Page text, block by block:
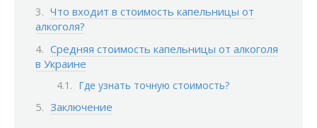
Что входит в стоимость капельницы от
алкоголя?
Средняя стоимость капельницы от алкоголя
в Украине
Где узнать точную стоимость?
Заключение